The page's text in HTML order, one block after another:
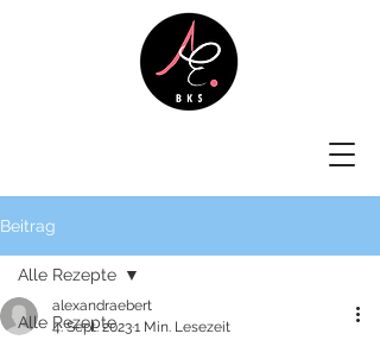
Beitrag
Alle Rezepte
Alle Rezepte
alexandraebert
4. Sept. 20231 Min. Lesezeit